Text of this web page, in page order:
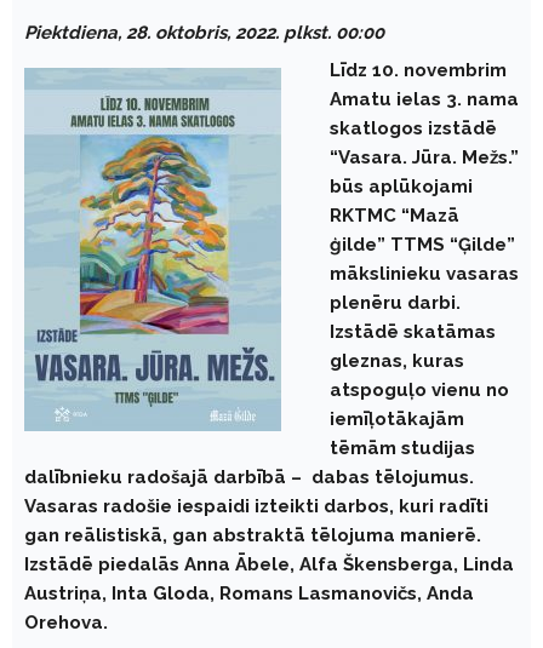
Piektdiena, 28. oktobris, 2022. plkst. 00:00
Līdz 10. novembrim
Amatu ielas 3. nama
skatlogos izstādē
“Vasara. Jūra. Mežs.”
būs aplūkojami
RKTMC “Mazā
ģilde” TTMS “Ģilde”
mākslinieku vasaras
plenēru darbi.
Izstādē skatāmas
gleznas, kuras
atspoguļo vienu no
iemīļotākajām
tēmām studijas
dalībnieku radošajā darbībā – dabas tēlojumus.
Vasaras radošie iespaidi izteikti darbos, kuri radīti
gan reālistiskā, gan abstraktā tēlojuma manierē.
Izstādē piedalās Anna Ābele, Alfa Škensberga, Linda
Austriņa, Inta Gloda, Romans Lasmanovičs, Anda
Orehova.